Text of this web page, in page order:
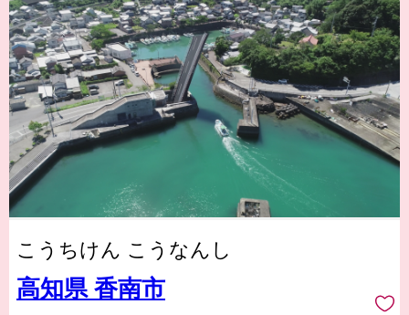
こうちけん こうなんし
高知県 香南市